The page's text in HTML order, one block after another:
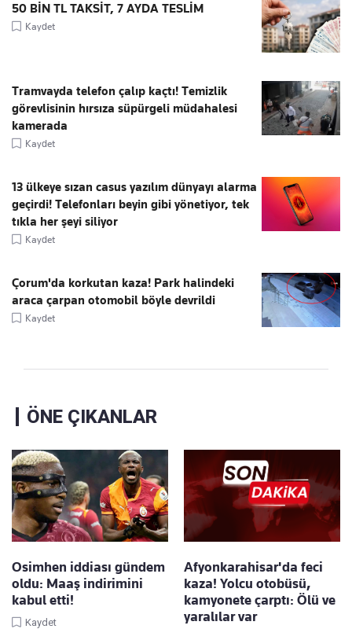
50 BİN TL TAKSİT, 7 AYDA TESLİM
Kaydet
Tramvayda telefon çalıp kaçtı! Temizlik
görevlisinin hırsıza süpürgeli müdahalesi
kamerada
Kaydet
13 ülkeye sızan casus yazılım dünyayı alarma
geçirdi! Telefonları beyin gibi yönetiyor, tek
tıkla her şeyi siliyor
Kaydet
Çorum'da korkutan kaza! Park halindeki
araca çarpan otomobil böyle devrildi
Kaydet
ÖNE ÇIKANLAR
Osimhen iddiası gündem
oldu: Maaş indirimini
kabul etti!
Kaydet
Afyonkarahisar'da feci
kaza! Yolcu otobüsü,
kamyonete çarptı: Ölü ve
yaralılar var